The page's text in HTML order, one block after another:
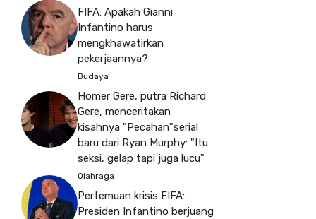
FIFA: Apakah Gianni
Infantino harus
mengkhawatirkan
pekerjaannya?
Budaya
Homer Gere, putra Richard
Gere, menceritakan
kisahnya "Pecahan"serial
baru dari Ryan Murphy: "Itu
seksi, gelap tapi juga lucu"
Olahraga
Pertemuan krisis FIFA:
Presiden Infantino berjuang